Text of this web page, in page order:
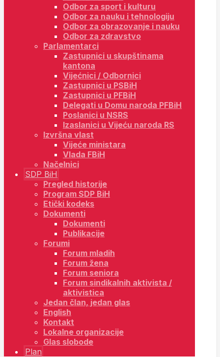
Odbor za sport i kulturu
Odbor za nauku i tehnologiju
Odbor za obrazovanje i nauku
Odbor za zdravstvo
Parlamentarci
Zastupnici u skupštinama
kantona
Vijećnici / Odbornici
Zastupnici u PSBiH
Zastupnici u PFBiH
Delegati u Domu naroda PFBiH
Poslanici u NSRS
Izaslanici u Vijeću naroda RS
Izvršna vlast
Vijeće ministara
Vlada FBiH
Načelnici
SDP BiH
Pregled historije
Program SDP BiH
Etički kodeks
Dokumenti
Dokumenti
Publikacije
Forumi
Forum mladih
Forum žena
Forum seniora
Forum sindikalnih aktivista /
aktivistica
Jedan član, jedan glas
English
Kontakt
Lokalne organizacije
Glas slobode
Plan